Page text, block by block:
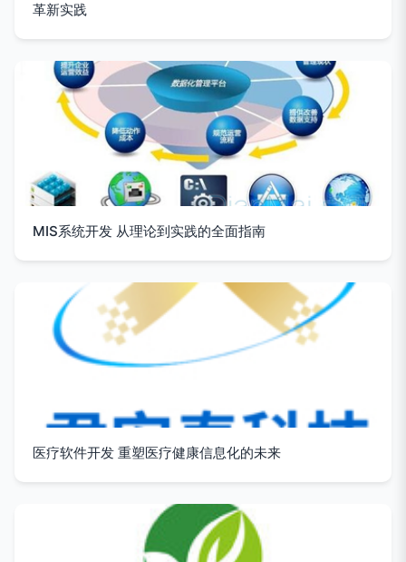
革新实践
MIS系统开发 从理论到实践的全面指南
医疗软件开发 重塑医疗健康信息化的未来